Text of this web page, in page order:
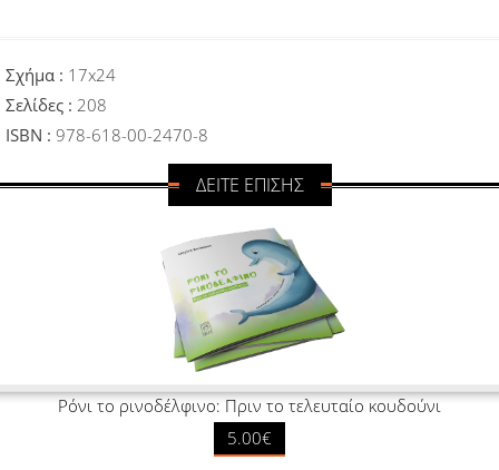
Σχήμα : 17x24
Σελίδες : 208
ISBN : 978-618-00-2470-8
ΔΕΙΤΕ ΕΠΙΣΗΣ
Ρόνι το ρινοδέλφινο: Πριν το τελευταίο κουδούνι
5.00€